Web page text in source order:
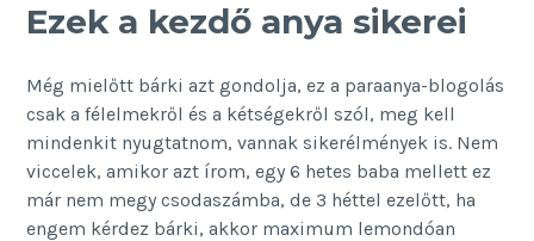
Ezek a kezdő anya sikerei
Még mielőtt bárki azt gondolja, ez a paraanya-blogolás
csak a félelmekről és a kétségekről szól, meg kell
mindenkit nyugtatnom, vannak sikerélmények is. Nem
viccelek, amikor azt írom, egy 6 hetes baba mellett ez
már nem megy csodaszámba, de 3 héttel ezelőtt, ha
engem kérdez bárki, akkor maximum lemondóan